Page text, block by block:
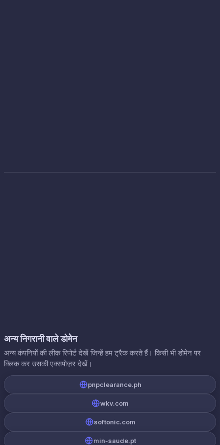
अन्य निगरानी वाले डोमेन
अन्य कंपनियों की लीक रिपोर्ट देखें जिन्हें हम ट्रैक करते हैं। किसी भी डोमेन पर
क्लिक कर उसकी एक्सपोज़र देखें।
pnpclearance.ph
wkv.com
softonic.com
min-saude.pt